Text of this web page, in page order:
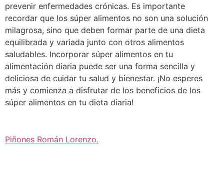
prevenir enfermedades crónicas. Es importante
recordar que los súper alimentos no son una solución
milagrosa, sino que deben formar parte de una dieta
equilibrada y variada junto con otros alimentos
saludables. Incorporar súper alimentos en tu
alimentación diaria puede ser una forma sencilla y
deliciosa de cuidar tu salud y bienestar. ¡No esperes
más y comienza a disfrutar de los beneficios de los
súper alimentos en tu dieta diaria!
Piñones Román Lorenzo.